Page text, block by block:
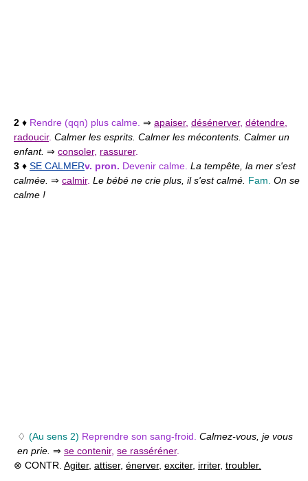
2 ♦ Rendre (qqn) plus calme. ⇒ apaiser, désénerver, détendre
radoucir. Calmer les esprits. Calmer les mécontents. Calmer un
enfant. ⇒ consoler, rassurer.
3 ♦ SE CALMERv. pron. Devenir calme. La tempête, la mer s'est
calmée. ⇒ calmir. Le bébé ne crie plus, il s'est calmé. Fam. On se
calme !
♢ (Au sens 2) Reprendre son sang-froid. Calmez-vous, je vous
en prie. ⇒ se contenir, se rasséréner.
⊗ CONTR. Agiter, attiser, énerver, exciter, irriter, troubler.